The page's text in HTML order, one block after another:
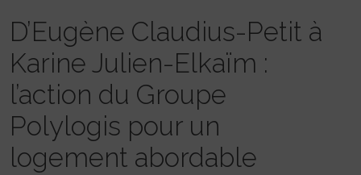
D’Eugène Claudius-Petit à
Karine Julien-Elkaïm :
l’action du Groupe
Polylogis pour un
logement abordable